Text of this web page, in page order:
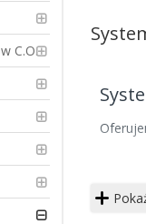
C.O.